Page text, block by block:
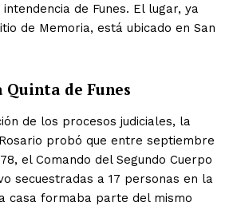
de Funes. El lugar, ya
de Memoria, está ubicado en San
Quinta de Funes
de los procesos judiciales, la
probó que entre septiembre
el Comando del Segundo Cuerpo
secuestradas a 17 personas en la
casa formaba parte del mismo